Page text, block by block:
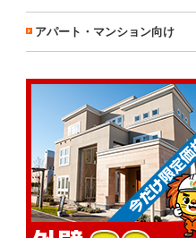
アパート・マンション向け